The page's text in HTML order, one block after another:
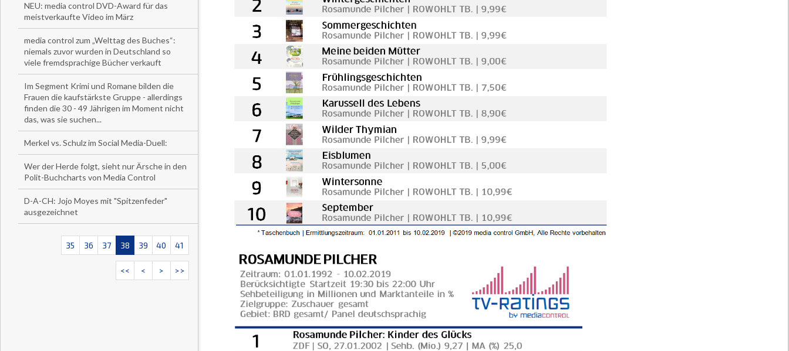
NEU: media control DVD-Award für das
meistverkaufte Video im März
media control zum „Welttag des Buches“:
niemals zuvor wurden in Deutschland so
viele fremdsprachige Bücher verkauft
Im Segment Krimi und Romane bilden die
Frauen die kaufstärkste Gruppe - allerdings
finden die 30 - 49 Jährigen im Moment nicht
das, was sie suchen...
Merkel vs. Schulz im Social Media-Duell:
Wer der Herde folgt, sieht nur Ärsche in den
Polit-Buchcharts von Media Control
D-A-CH: Jojo Moyes mit "Spitzenfeder"
ausgezeichnet
35 36 37 38 39 40 41
<< < > >>